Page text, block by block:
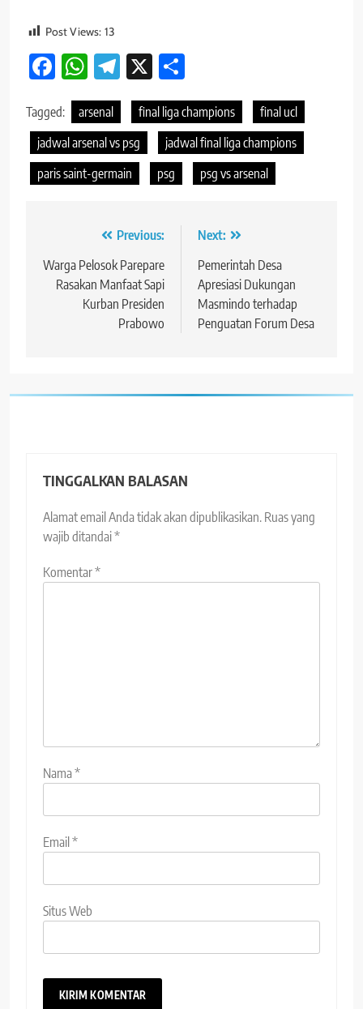
Post Views: 13
Facebook
WhatsApp
Telegram
X
Tagged: arsenal final liga champions
final ucl
jadwal arsenal vs psg
jadwal final liga champions
paris saint-germain
psg psg vs arsenal
Navigasi
pos
Previous:
Warga Pelosok Parepare
Rasakan Manfaat Sapi
Kurban Presiden
Prabowo
Next:
Pemerintah Desa
Apresiasi Dukungan
Masmindo terhadap
Penguatan Forum Desa
TINGGALKAN BALASAN
Alamat email Anda tidak akan dipublikasikan. Ruas yang
wajib ditandai*
Komentar*
Nama*
Email*
Situs Web